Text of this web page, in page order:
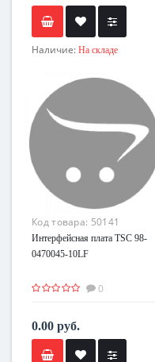
Наличие: На складе
Код товара: 50141
Интерфейсная плата TSC 98-
0470045-10LF
0
0.00 руб.